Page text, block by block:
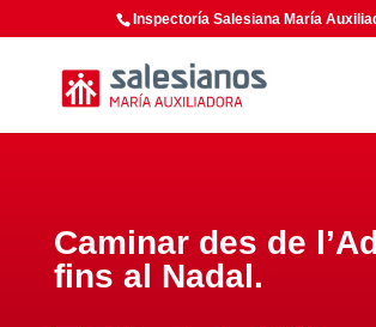
Inspectoría Salesiana María
Caminar des de
fins al Nadal.